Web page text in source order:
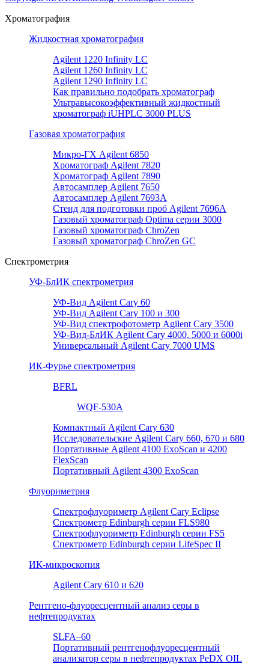
Хроматография
Жидкостная хроматография
Agilent 1220 Infinity LC
Agilent 1260 Infinity LC
Agilent 1290 Infinity LC
Как правильно подобрать хроматограф
Ультравысокоэффективный жидкостный
хроматограф iUHPLC 3000 PLUS
Газовая хроматография
Микро-ГХ Agilent 6850
Хроматограф Agilent 7820
Хроматограф Agilent 7890
Автосамплер Agilent 7650
Автосамплер Agilent 7693A
Стенд для подготовки проб Agilent 7696А
Газовый хроматограф Optima серии 3000
Газовый хроматограф ChroZen
Газовый хроматограф ChroZen GC
Спектрометрия
УФ-БлИК спектрометрия
УФ-Вид Agilent Cary 60
УФ-Вид Agilent Cary 100 и 300
УФ-Вид спектрофотометр Agilent Cary 3500
УФ-Вид-БлИК Agilent Cary 4000, 5000 и 6000i
Универсальный Agilent Cary 7000 UMS
ИК-Фурье спектрометрия
BFRL
WQF-530A
Компактный Agilent Cary 630
Исследовательские Agilent Cary 660, 670 и 680
Портативные Agilent 4100 ExoScan и 4200
FlexScan
Портативный Agilent 4300 ExoScan
Флуориметрия
Спектрофлуориметр Agilent Cary Eclipse
Спектрометр Edinburgh серии FLS980
Спектрофлуориметр Edinburgh серии FS5
Спектрометр Edinburgh серии LifeSpec II
ИК-микроскопия
Agilent Cary 610 и 620
Рентгено-флуоресцентный анализ серы в
нефтепродуктах
SLFA–60
Портативный рентгенофлуоресцентный
анализатор серы в нефтепродуктах PeDX OIL